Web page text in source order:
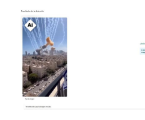
Image